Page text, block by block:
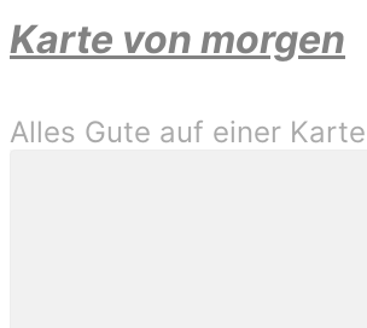
Karte von morgen
Alles Gute auf einer Karte